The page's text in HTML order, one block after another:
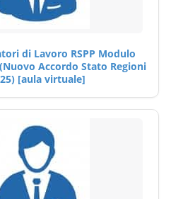
di Lavoro RSPP Modulo
Accordo Stato Regioni
[aula virtuale]